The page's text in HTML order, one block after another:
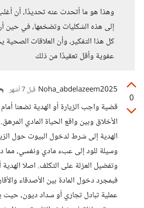
وهذا هو ما أتحدث عنه تحديدًا، أن
إلى هذه الشكليات وتضخمها، في حين
كل هذا التفكير، وأن العلاقات
عفوية وأقل تعقيدًا من ذلك
0
Noha_abdelazeem2025 قبل 7 أشهر
قضية واجب الزيارة أو الهدية تضعنا
الأخلاق وبين واقع الحياة المادي
الهدية إلى شرط لدخول البيوت حول
وسيلة للود إلى عبء مادي ونفسي، مما
وتفضيل العزلة على التكلف. اصلا الهدية
فبمجرد دخول المادة بين الأصدقاء
عملية تبادل تجاري أو سداد ديون، حيث